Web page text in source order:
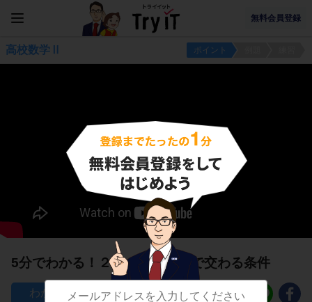
無料会員登録
高校数学Ⅱ ポイント
5分でわかる！２つの円が２点で交わる条件
73